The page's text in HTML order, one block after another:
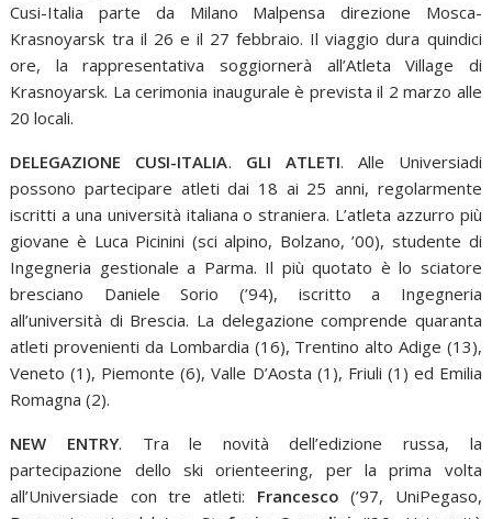
Cusi-Italia parte da Milano Malpensa direzione Mosca-
Krasnoyarsk tra il 26 e il 27 febbraio. Il viaggio dura quindici
ore, la rappresentativa soggiornerà all’Atleta Village di
Krasnoyarsk. La cerimonia inaugurale è prevista il 2 marzo alle
20 locali.
DELEGAZIONE CUSI-ITALIA. GLI ATLETI. Alle Universiadi
possono partecipare atleti dai 18 ai 25 anni, regolarmente
iscritti a una università italiana o straniera. L’atleta azzurro più
giovane è Luca Picinini (sci alpino, Bolzano, ’00), studente di
Ingegneria gestionale a Parma. Il più quotato è lo sciatore
bresciano Daniele Sorio (’94), iscritto a Ingegneria
all’università di Brescia. La delegazione comprende quaranta
atleti provenienti da Lombardia (16), Trentino alto Adige (13),
Veneto (1), Piemonte (6), Valle D’Aosta (1), Friuli (1) ed Emilia
Romagna (2).
NEW ENTRY. Tra le novità dell’edizione russa, la
partecipazione dello ski orienteering, per la prima volta
all’Universiade con tre atleti: Francesco (’97, UniPegaso,